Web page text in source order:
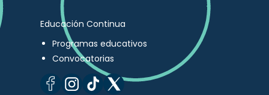
Educación Continua
Programas educativos
Convocatorias